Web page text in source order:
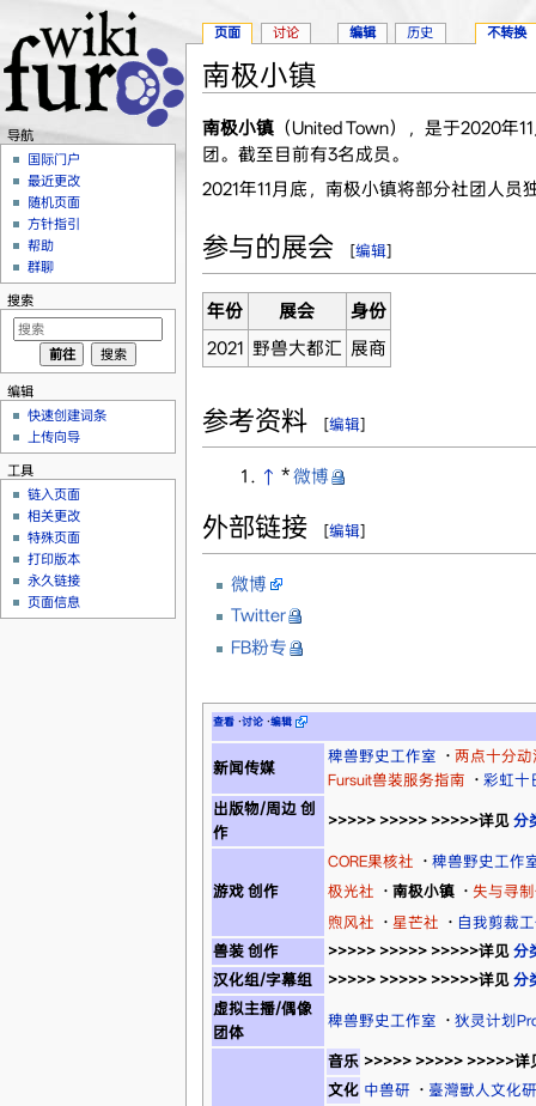
南极小镇
南极小镇（United Town），是于2020年
团。截至目前有3名成员。
2021年11月底，南极小镇将部分社团人员
参与的展会 [编辑]
年份 展会
身份
2021 野兽大都汇 展商
参考资料 [编辑]
↑ *微博
外部链接 [编辑]
微博
Twitter
FB粉专
查看·讨论·编辑
新闻传媒
稗兽野史工作室 · 两点十分
Fursuit兽装服务指南 · 彩虹十
出版物/周边 创
作
>>>>> >>>>> >>>>>详见 分
游戏 创作
CORE果核社 · 稗兽野史工作
极光社 · 南极小镇 · 失与寻
煦风社 · 星芒社 · 自我剪裁
兽装 创作
>>>>> >>>>> >>>>>详见 分
汉化组/字幕组
>>>>> >>>>> >>>>>详见 分
虚拟主播/偶像
团体
稗兽野史工作室 · 狄灵计划
音乐 >>>>> >>>>> >>>>>详
文化 中兽研 · 臺灣獸人文化
页面 讨论 编辑 历史 不转换
导航
国际门户
最近更改
随机页面
方针指引
帮助
群聊
搜索
编辑
快速创建词条
上传向导
工具
链入页面
相关更改
特殊页面
打印版本
永久链接
页面信息